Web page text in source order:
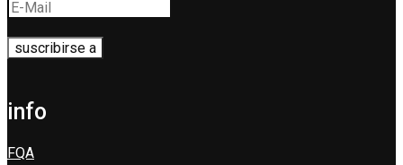
info
FQA